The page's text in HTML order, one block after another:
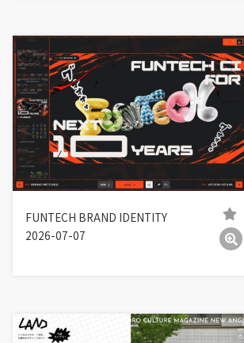
FUNTECH BRAND IDENTITY
2026-07-07